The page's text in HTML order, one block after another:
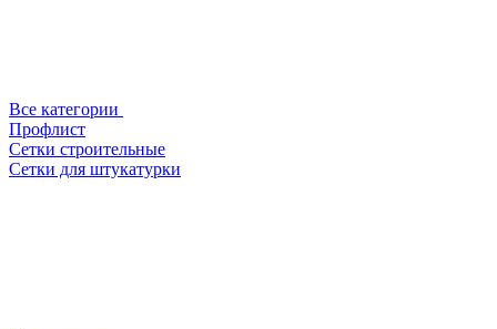
Все категории
Профлист
Сетки строительные
Сетки для штукатурки